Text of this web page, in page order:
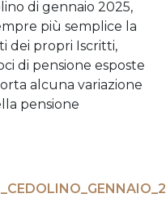
di gennaio 2025,
più semplice la
dei propri Iscritti,
di pensione esposte
alcuna variazione
pensione